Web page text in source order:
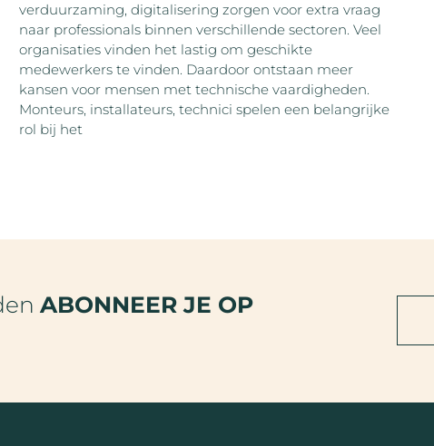
verduurzaming, digitalisering zorgen voor extra vraag
naar professionals binnen verschillende sectoren. Veel
organisaties vinden het lastig om geschikte
medewerkers te vinden. Daardoor ontstaan meer
kansen voor mensen met technische vaardigheden.
Monteurs, installateurs, technici spelen een belangrijke
rol bij het
ABONNEER JE OP